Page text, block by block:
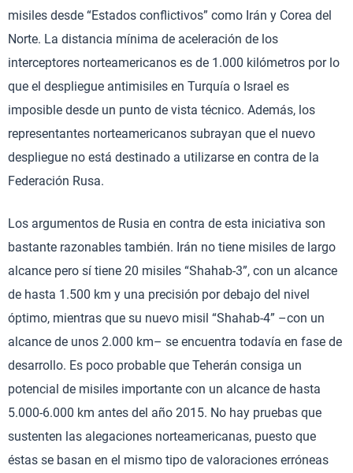
misiles desde “Estados conflictivos” como Irán y Corea del
Norte. La distancia mínima de aceleración de los
interceptores norteamericanos es de 1.000 kilómetros por lo
que el despliegue antimisiles en Turquía o Israel es
imposible desde un punto de vista técnico. Además, los
representantes norteamericanos subrayan que el nuevo
despliegue no está destinado a utilizarse en contra de la
Federación Rusa.
Los argumentos de Rusia en contra de esta iniciativa son
bastante razonables también. Irán no tiene misiles de largo
alcance pero sí tiene 20 misiles “Shahab-3”, con un alcance
de hasta 1.500 km y una precisión por debajo del nivel
óptimo, mientras que su nuevo misil “Shahab-4” –con un
alcance de unos 2.000 km– se encuentra todavía en fase de
desarrollo. Es poco probable que Teherán consiga un
potencial de misiles importante con un alcance de hasta
5.000-6.000 km antes del año 2015. No hay pruebas que
sustenten las alegaciones norteamericanas, puesto que
éstas se basan en el mismo tipo de valoraciones erróneas